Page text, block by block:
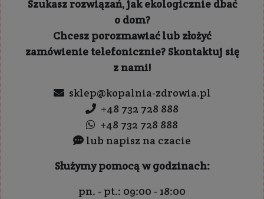
Szukasz rozwiązań, jak ekologicznie dbać
o dom?
Chcesz porozmawiać lub złożyć
zamówienie telefonicznie? Skontaktuj się
z nami!
sklep@kopalnia-zdrowia.pl
+48 732 728 888
+48 732 728 888
lub napisz na czacie
Służymy pomocą w godzinach:
pn. - pt.: 09:00 - 18:00